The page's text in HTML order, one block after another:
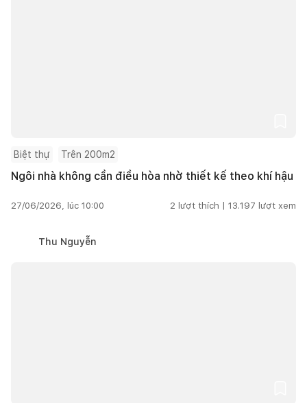
Biệt thự Trên 200m2
Ngôi nhà không cần điều hòa nhờ thiết kế theo khí hậu
27/06/2026, lúc 10:00 2 lượt thích | 13.197 lượt xem
Thu Nguyễn